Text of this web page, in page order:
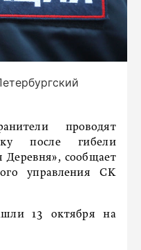
проводят
после гибели
сообщает
управления СК
13 октября на